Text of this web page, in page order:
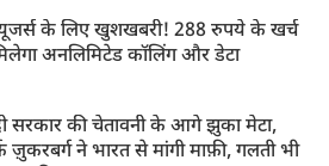
के लिए खुशखबरी! 288 रुपये के खर्च
अनलिमिटेड कॉलिंग और डेटा
सरकार की चेतावनी के आगे झुका मेटा,
ज़ुकरबर्ग ने भारत से मांगी माफ़ी, गलती भी